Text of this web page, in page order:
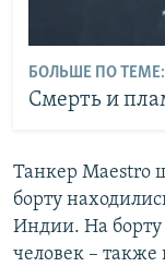
БОЛЬШЕ ПО ТЕМЕ:
Смерть и
Танкер Maestro
борту
Индии. На борту
человек –